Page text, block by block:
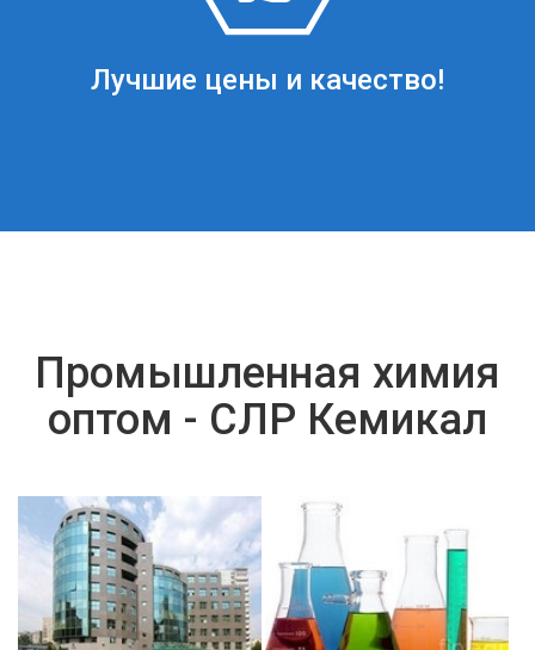
Лучшие цены и качество!
Промышленная химия
оптом - СЛР Кемикал